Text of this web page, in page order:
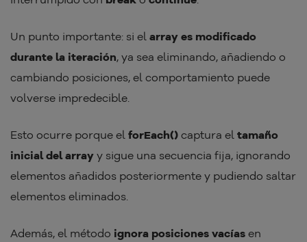
Un punto importante: si el array es modificado
durante la iteración, ya sea eliminando, añadiendo o
cambiando posiciones, el comportamiento puede
volverse impredecible.
Esto ocurre porque el forEach() captura el tamaño
inicial del array y sigue una secuencia fija, ignorando
elementos añadidos posteriormente y pudiendo saltar
elementos eliminados.
Además, el método ignora posiciones vacías en